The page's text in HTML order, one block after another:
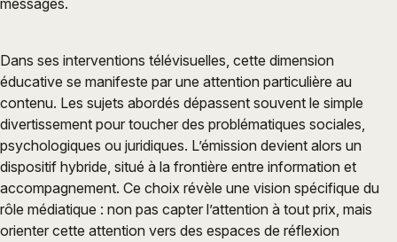
messages.
Dans ses interventions télévisuelles, cette dimension
éducative se manifeste par une attention particulière au
contenu. Les sujets abordés dépassent souvent le simple
divertissement pour toucher des problématiques sociales,
psychologiques ou juridiques. L’émission devient alors un
dispositif hybride, situé à la frontière entre information et
accompagnement. Ce choix révèle une vision spécifique du
rôle médiatique : non pas capter l’attention à tout prix, mais
orienter cette attention vers des espaces de réflexion